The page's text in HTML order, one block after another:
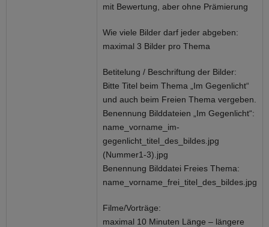
mit Bewertung, aber ohne Prämierung
Wie viele Bilder darf jeder abgeben:
maximal 3 Bilder pro Thema
Betitelung / Beschriftung der Bilder:
Bitte Titel beim Thema „Im Gegenlicht“
und auch beim Freien Thema vergeben.
Benennung Bilddateien „Im Gegenlicht“:
name_vorname_im-
gegenlicht_titel_des_bildes.jpg
(Nummer1-3).jpg
Benennung Bilddatei Freies Thema:
name_vorname_frei_titel_des_bildes.jpg
Filme/Vorträge:
maximal 10 Minuten Länge – längere